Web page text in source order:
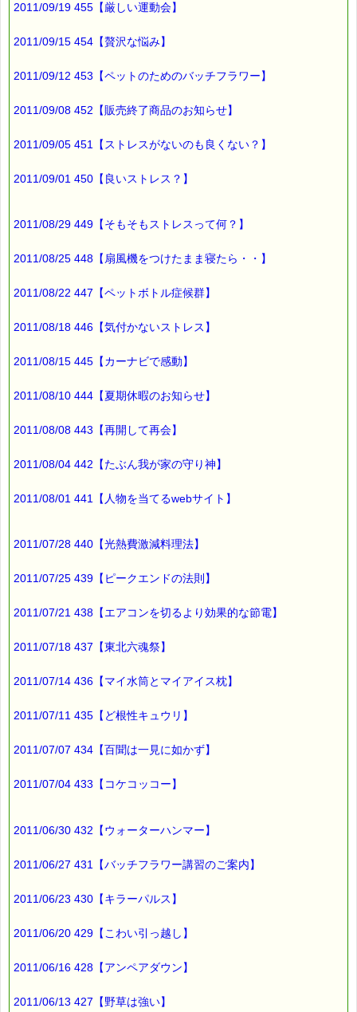
▼災害で傷ついてしまった心のケアに役立ちます
https://pass-thyme.com/shopping/set.asp
━━━━☆
10月も今日で終わりですね。
来るようになりました。
そろそろ
暖房器の準備を
最後まで読んでいただきありがとうございます。
*****@pass-thyme.com
■メルマガ読者だけの eクーポン券 プレゼント
有効期限 ：2011/11/07(月)まで
バッチフラワーレメディ・レスキュークリーム１本当毎に
200円（1等）～50円（3等）の範囲内で割引きになります。
当たる確率は（1等：5% 2等：10% 3等：85%）です。
※バッチフラワー関連商品・関連書籍、セット商品は対象外で
す。
す。
※携帯サイトではご利用いただけません。
詳しくは下記サイトをご覧ください。
このメールはｅパスタイムをご利用（ご注文、お問い合わせ、プ
レゼント
ルです。
∞∞∞∞∞∞∞∞∞∞∞∞∞∞∞∞∞∞∞∞∞∞∞∞∞∞∞∞∞∞∞∞∞
→https://pass-thyme.com/special/maga_back2011.asp
購読解除はこちらからできます
→https://pass-thyme.com/special/mailmaga.asp
と実感していただくのが私のねがいです。
───────────────────────────────
発行責任者：店長 千葉るみこ
2011/09/19 455【厳しい運動会】
2011/09/15 454【贅沢な悩み】
2011/09/12 453【ペットのためのバッチフラワー】
2011/09/08 452【販売終了商品のお知らせ】
2011/09/05 451【ストレスがないのも良くない？】
2011/09/01 450【良いストレス？】
2011/08/29 449【そもそもストレスって何？】
2011/08/25 448【扇風機をつけたまま寝たら・・】
2011/08/22 447【ペットボトル症候群】
2011/08/18 446【気付かないストレス】
2011/08/15 445【カーナビで感動】
2011/08/10 444【夏期休暇のお知らせ】
2011/08/08 443【再開して再会】
2011/08/04 442【たぶん我が家の守り神】
2011/08/01 441【人物を当てるwebサイト】
2011/07/28 440【光熱費激減料理法】
2011/07/25 439【ピークエンドの法則】
2011/07/21 438【エアコンを切るより効果的な節電】
2011/07/18 437【東北六魂祭】
2011/07/14 436【マイ水筒とマイアイス枕】
2011/07/11 435【ど根性キュウリ】
2011/07/07 434【百聞は一見に如かず】
2011/07/04 433【コケコッコー】
2011/06/30 432【ウォーターハンマー】
2011/06/27 431【バッチフラワー講習のご案内】
2011/06/23 430【キラーパルス】
2011/06/20 429【こわい引っ越し】
2011/06/16 428【アンペアダウン】
2011/06/13 427【野草は強い】